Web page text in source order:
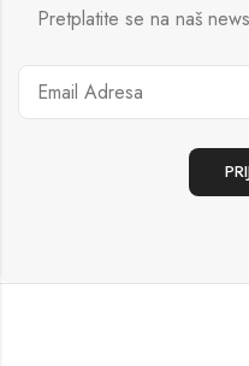
Pretplatite se na naš